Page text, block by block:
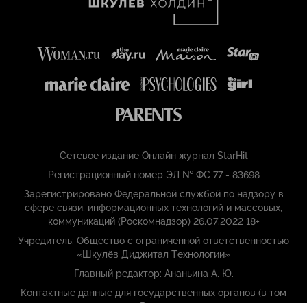
Сетевое издание Онлайн журнал StarHit
Регистрационный номер ЭЛ № ФС 77 - 83698
Зарегистрировано Федеральной службой по надзору в
сфере связи, информационных технологий и массовых,
коммуникаций (Роскомнадзор) 26.07.2022 18+
Учредитель: Общество с ограниченной ответственностью
«Шкулёв Диджитал Технологии»
Главный редактор: Ананьина А. Ю.
Контактные данные для государственных органов (в том